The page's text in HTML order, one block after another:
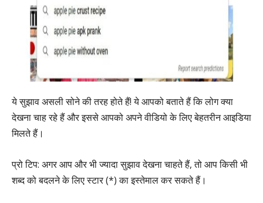
ये सुझाव असली सोने की तरह होते हैं! ये आपको बताते हैं कि लोग क्या
देखना चाह रहे हैं और इससे आपको अपने वीडियो के लिए बेहतरीन आइडिया
मिलते हैं।
प्रो टिप: अगर आप और भी ज्यादा सुझाव देखना चाहते हैं, तो आप किसी भी
शब्द को बदलने के लिए स्टार (*) का इस्तेमाल कर सकते हैं।